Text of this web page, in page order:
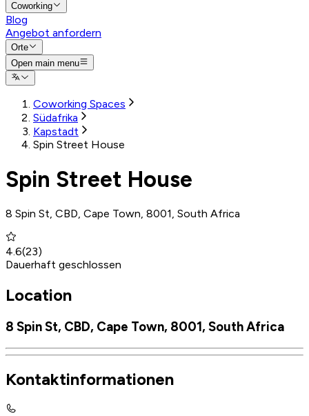
Coworking
Blog
Angebot anfordern
Orte
Open main menu
Coworking Spaces
Südafrika
Kapstadt
Spin Street House
Spin Street House
8 Spin St, CBD, Cape Town, 8001, South Africa
4.6(23)
Dauerhaft geschlossen
Location
8 Spin St, CBD, Cape Town, 8001, South Africa
Kontaktinformationen